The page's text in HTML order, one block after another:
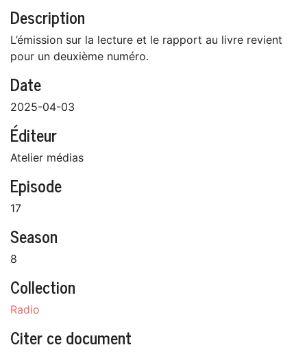
Description
L’émission sur la lecture et le rapport au livre revient
pour un deuxième numéro.
Date
2025-04-03
Éditeur
Atelier médias
Episode
17
Season
8
Collection
Radio
Citer ce document